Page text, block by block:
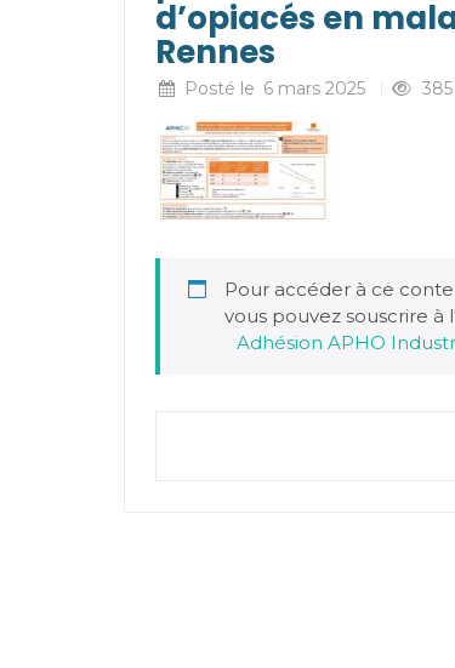
d’opiacés en
Rennes
Posté le 6 mars 2025 385
Pour accéder à ce
vous pouvez souscrire
Adhésion APHO